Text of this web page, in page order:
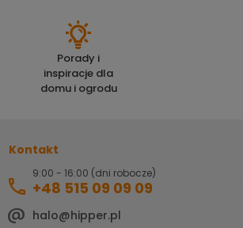
Porady i
inspiracje dla
domu i ogrodu
Kontakt
9:00 - 16:00 (dni robocze)
+48 515 09 09 09
halo@hipper.pl